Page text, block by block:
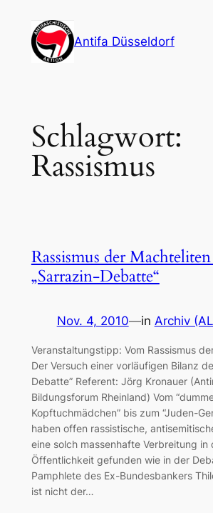
Inhalt
springen
Antifa Düsseldorf
Schlagwort:
Rassismus
Rassismus der
„Sarrazin-Debatte“
Nov. 4, 2010—in Archiv
Veranstaltungstipp: Vom Rassismus
Der Versuch einer vorläufigen Bilanz
Debatte” Referent: Jörg Kronauer
Bildungsforum Rheinland) Vom
Kopftuchmädchen” bis zum “Juden-
haben offen rassistische,
eine solch massenhafte Verbreitung in
Öffentlichkeit gefunden wie in der
Pamphlete des Ex-Bundesbankers
ist nicht der…